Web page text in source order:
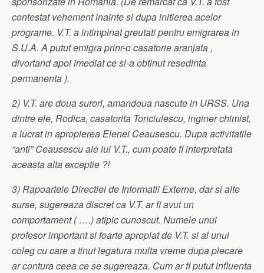
contestat vehement inainte si dupa initierea acelor
programe. V.T. a intimpinat greutati pentru emigrarea in
S.U.A. A putut emigra prinr-o casatorie aranjata ,
divortand apoi imediat ce si-a obtinut resedinta
permanenta ).
2) V.T. are doua surori, amandoua nascute in URSS. Una
dintre ele, Rodica, casatorita Tonciulescu, inginer chimist,
a lucrat in apropierea Elenei Ceausescu. Dupa activitatile
“anti” Ceausescu ale lui V.T., cum poate fi interpretata
aceasta alta exceptie ?!
3) Rapoartele Directiei de Informatii Externe, dar si alte
surse, sugereaza discret ca V.T. ar fi avut un
comportament ( ….) atipic cunoscut. Numele unui
profesor important si foarte apropiat de V.T. si al unui
coleg cu care a tinut legatura multa vreme dupa plecare
ar contura ceea ce se sugereaza. Cum ar fi putut influenta